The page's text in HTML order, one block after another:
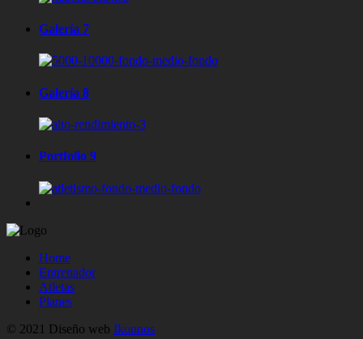
Galería 7
Galería 8
Portfolio 9
Home
Entrenador
Atletas
Planes
© 2021 Diseño web Ikonnos